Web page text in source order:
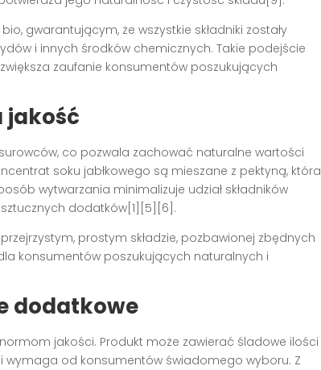
gwarantującym, że wszystkie składniki zostały
i innych środków chemicznych. Takie podejście
zaufanie konsumentów poszukujących
jakość
co pozwala zachować naturalne wartości
soku jabłkowego są mieszane z pektyną, która
wytwarzania minimalizuje udział składników
dodatków[1][5][6].
prostym składzie, pozbawionej zbędnych
konsumentów poszukujących naturalnych i
dodatkowe
jakości. Produkt może zawierać śladowe ilości
wymaga od konsumentów świadomego wyboru. Z